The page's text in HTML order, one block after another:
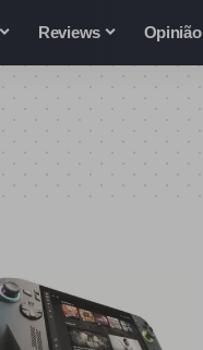
Reviews Opinião